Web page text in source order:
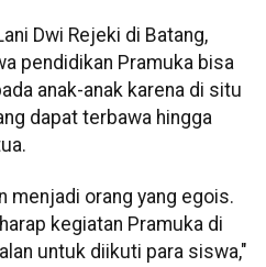
Dwi Rejeki di Batang,
pendidikan Pramuka bisa
anak-anak karena di situ
dapat terbawa hingga
menjadi orang yang egois.
kegiatan Pramuka di
untuk diikuti para siswa,"